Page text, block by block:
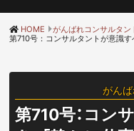
HOME
がんばれコンサルタン
がんば
第710号：コン